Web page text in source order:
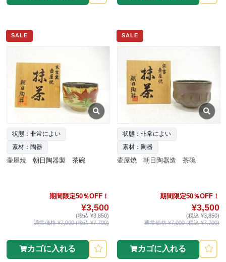
SALE
状態：非常によい
素材：陶器
壷屋焼 朝日陶器製 茶碗
期間限定50％OFF！
¥3,500
(税込 ¥3,850)
通常価格 ¥7,000 (税込 ¥7,700)
カゴに入れる
SALE
状態：非常によい
素材：陶器
壷屋焼 朝日陶器造 茶碗
期間限定50％OFF！
¥3,500
(税込 ¥3,850)
通常価格 ¥7,000 (税込 ¥7,700)
カゴに入れる